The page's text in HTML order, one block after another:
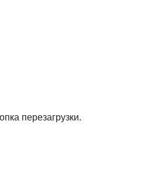
перезагрузки.